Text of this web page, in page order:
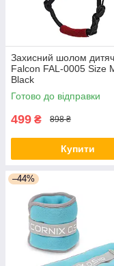
Захисний шолом
Falcon FAL-0005 Size
Black
Готово до відправки
499 ₴ 898 ₴
Купити
–44%